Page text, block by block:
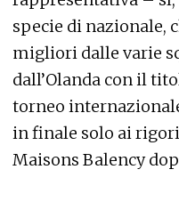
specie di nazionale,
migliori dalle varie
dall’Olanda con il
torneo
in finale solo ai
Maisons Balency